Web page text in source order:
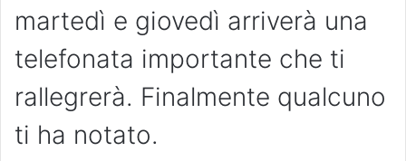
martedì e giovedì arriverà una
telefonata importante che ti
rallegrerà. Finalmente qualcuno
ti ha notato.